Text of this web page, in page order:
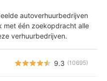
autoverhuurbedrijven
met één zoekopdracht alle
verhuurbedrijven.
9.3 (10695)